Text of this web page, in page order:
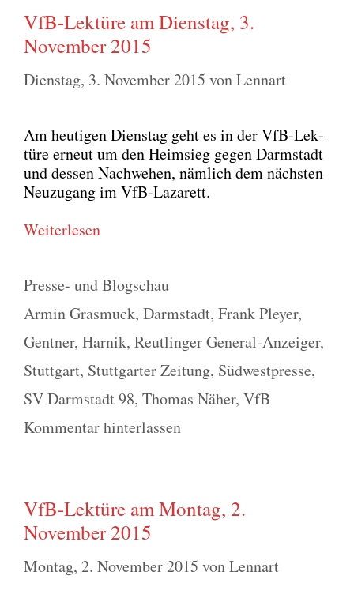
VfB-Lektüre am Dienstag, 3.
November 2015
Dienstag, 3. November 2015 vonLennart
Am heu­ti­gen Diens­tag geht es in der VfB-Lek­
tü­re erneut um den Heim­sieg gegen Darm­stadt
und des­sen Nach­we­hen, näm­lich dem nächs­ten
Neu­zu­gang im VfB-Laza­rett.
Wei­ter­le­sen
Kategorien
Presse- und Blogschau
Schlagwörter
Armin Grasmuck, Darmstadt, Frank Pleyer,
Gentner, Harnik, Reutlinger General-Anzeiger,
Stuttgart, Stuttgarter Zeitung, Südwestpresse,
SV Darmstadt 98, Thomas Näher, VfB
Kommentar hinterlassen
VfB-Lektüre am Montag, 2.
November 2015
Montag, 2. November 2015 vonLennart